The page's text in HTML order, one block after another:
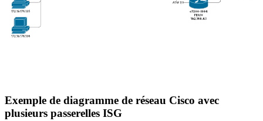
Exemple de diagramme de réseau Cisco avec
plusieurs passerelles ISG